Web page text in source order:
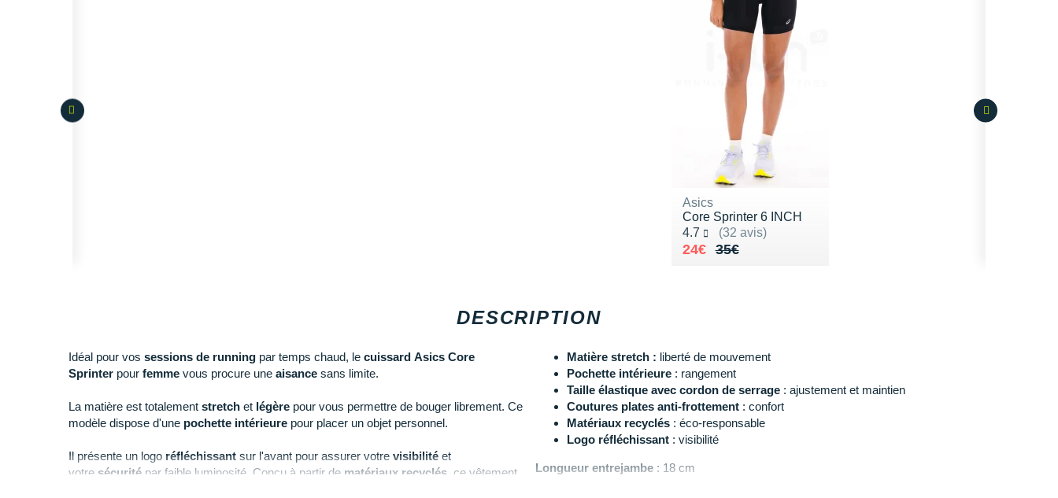
DESCRIPTION
Idéal pour vos sessions de running par temps chaud, le cuissard Asics Core
Sprinter pour femme vous procure une aisance sans limite.
La matière est totalement stretch et légère pour vous permettre de bouger librement. Ce
modèle dispose d'une pochette intérieure pour placer un objet personnel.
Il présente un logo réfléchissant sur l'avant pour assurer votre visibilité et
votre sécurité par faible luminosité. Conçu à partir de matériaux recyclés , ce vêtement
Matière stretch : liberté de mouvement
Pochette intérieure : rangement
Taille élastique avec cordon de serrage: ajustement et maintien
Coutures plates anti-frottement: confort
Matériaux recyclés: éco-responsable
Logo réfléchissant: visibilité
Longueur entrejambe : 18 cm
Asics
Core Sprinter 6 INCH
4.7
(32 avis)
Noté 4.7 sur 5
35€
Au lieu de 35€
24€
Vendu 24€